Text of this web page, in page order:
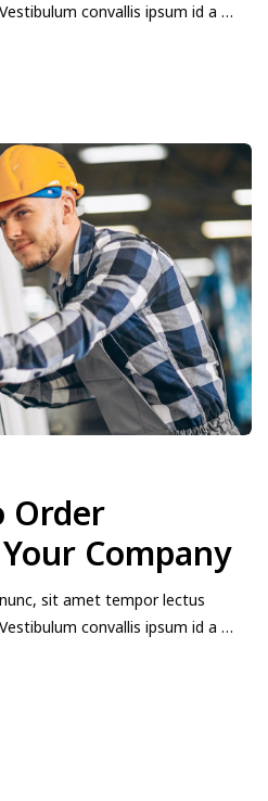
convallis ipsum id a …
Order
Company
sit amet tempor lectus
convallis ipsum id a …